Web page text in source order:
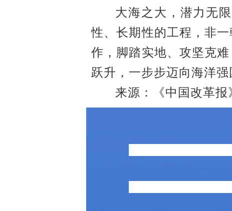
大海之大，潜力无
性、长期性的工程，非
作，脚踏实地、攻坚克
跃升，一步步迈向海洋强
来源：《中国改革报